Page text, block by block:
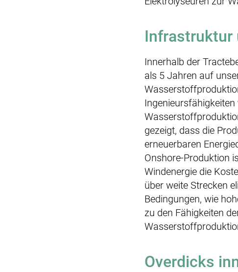
Infrastruktur
Innerhalb der
als 5 Jahren auf
gezeigt, dass die
erneuerbaren
Onshore-Produktion
Windenergie die
über weite Strecken
Bedingungen, wie
zu den Fähigkeiten
Overdicks